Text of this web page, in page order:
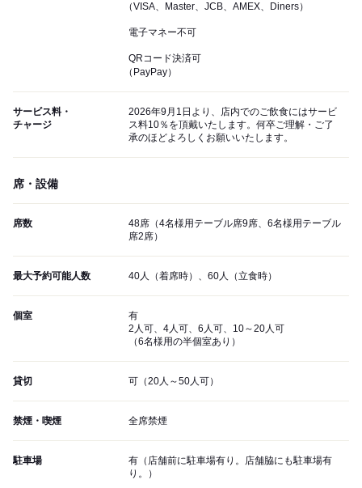
（VISA、Master、JCB、AMEX、Diners）
電子マネー不可
QRコード決済可
（PayPay）
サービス料・
チャージ
2026年9月1日より、店内でのご飲食にはサービ
ス料10％を頂戴いたします。何卒ご理解・ご了
承のほどよろしくお願いいたします。
席・設備
席数
48席（4名様用テーブル席9席、6名様用テーブル
席2席）
最大予約可能人数 40人（着席時）、60人（立食時）
個室
有
2人可、4人可、6人可、10～20人可
（6名様用の半個室あり）
貸切 可（20人～50人可）
禁煙・喫煙 全席禁煙
駐車場
有（店舗前に駐車場有り。店舗脇にも駐車場有
り。）